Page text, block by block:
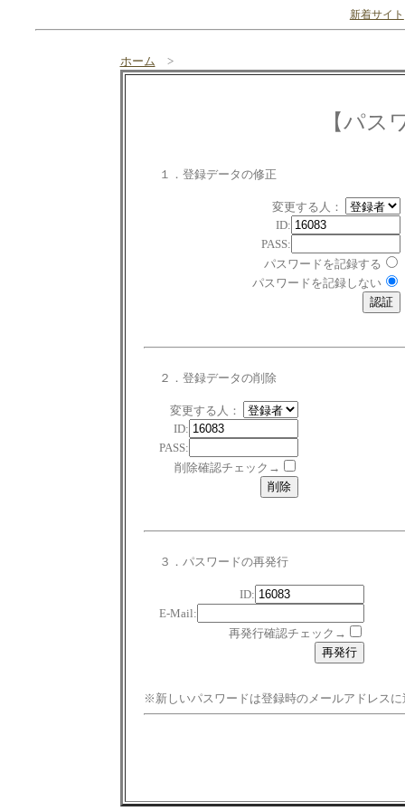
新着サイト
ホーム >
【パス
１．登録データの修正
変更する人：
ID:
PASS:
パスワードを記録する
パスワードを記録しない
２．登録データの削除
変更する人：
ID:
PASS:
削除確認チェック→
３．パスワードの再発行
ID:
E-Mail:
再発行確認チェック→
※新しいパスワードは登録時のメールアドレスに